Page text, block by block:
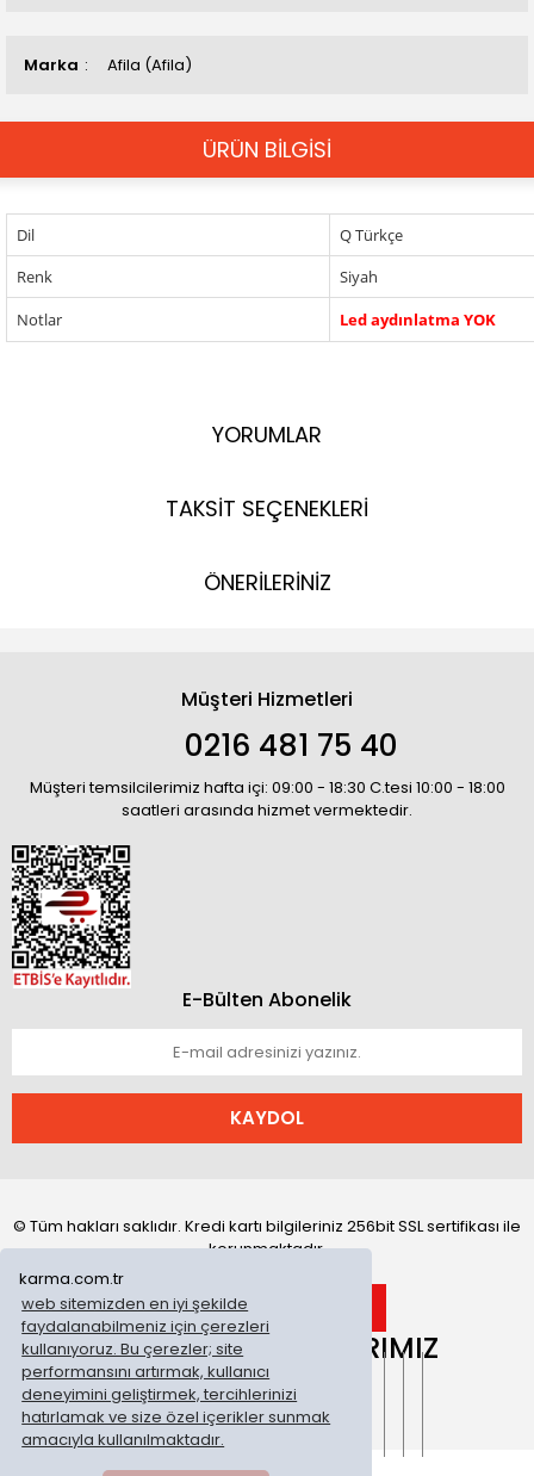
karma.com.tr
web sitemizden en iyi şekilde
faydalanabilmeniz için çerezleri
kullanıyoruz. Bu çerezler; site
performansını artırmak, kullanıcı
deneyimini geliştirmek, tercihlerinizi
hatırlamak ve size özel içerikler sunmak
amacıyla kullanılmaktadır.
Marka Afila (Afila)
ÜRÜN BİLGİSİ
Dil
Q Türkçe
Renk
Siyah
Notlar
Led aydınlatma YOK
YORUMLAR
TAKSİT SEÇENEKLERİ
ÖNERİLERİNİZ
Müşteri Hizmetleri
0216 481 75 40
Müşteri temsilcilerimiz hafta içi: 09:00 - 18:30 C.tesi 10:00 - 18:00
saatleri arasında hizmet vermektedir.
E-Bülten Abonelik
KAYDOL
© Tüm hakları saklıdır. Kredi kartı bilgileriniz 256bit SSL sertifikası ile
korunmaktadır.
ONLİNE MAĞAZALARIMIZ